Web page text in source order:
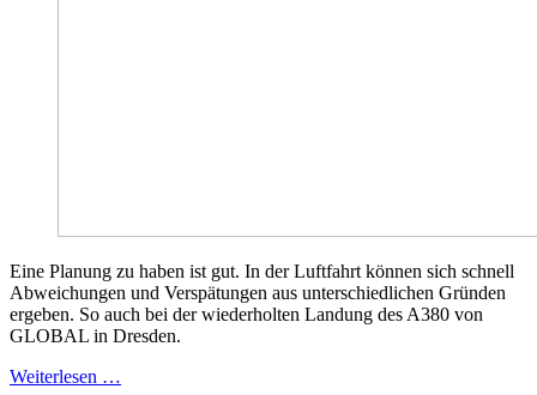
Eine Planung zu haben ist gut. In der Luftfahrt können sich schnell
Abweichungen und Verspätungen aus unterschiedlichen Gründen
ergeben. So auch bei der wiederholten Landung des A380 von
GLOBAL in Dresden.
Weiterlesen …